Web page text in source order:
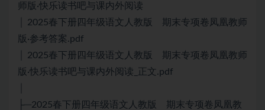
师版·快乐读书吧与课内外阅读
│ 2025春下册四年级语文人教版 期末专项卷凤凰教师
版·参考答案.pdf
│ 2025春下册四年级语文人教版 期末专项卷凤凰教师
版·快乐读书吧与课内外阅读_正文.pdf
├─2025春下册四年级语文人教版 期末专项卷凤凰教